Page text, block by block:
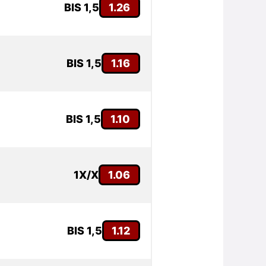
BIS 1,5 1.26
BIS 1,5 1.16
BIS 1,5 1.10
1X/X 1.06
BIS 1,5 1.12